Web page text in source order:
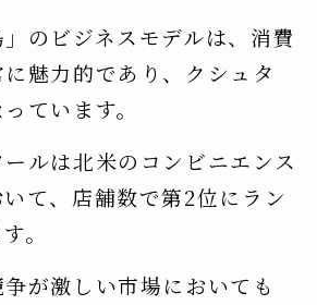
のビジネスモデルは、消費
魅力的であり、クシュタ
ています。
ルは北米のコンビニエンス
て、店舗数で第2位にラン
。
が激しい市場においても